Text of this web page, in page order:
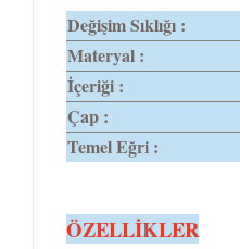
Değişim Sıklığı :
Materyal :
İçeriği :
Çap :
Temel Eğri :
ÖZELLİKLER